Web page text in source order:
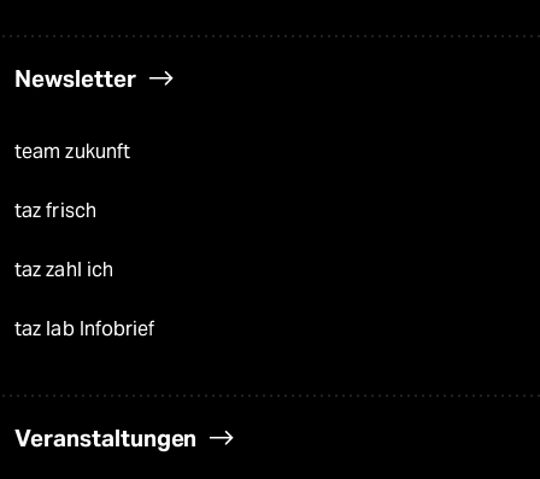
Newsletter
team zukunft
taz frisch
taz zahl ich
taz lab Infobrief
Veranstaltungen